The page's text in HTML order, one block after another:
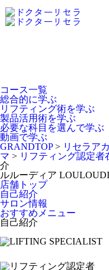
Dr.Recella Academy
について
コース一覧
総合的に学ぶ
リフティング術を学ぶ
製品活用術を学ぶ
必要な科目を選んで学ぶ
動画で学ぶ
GRANDTOP> リセラア
マ > リフティング認定者
介
ルルーディア
店舗トップ
自己紹介
サロン情報
おすすめメニュー
自己紹介